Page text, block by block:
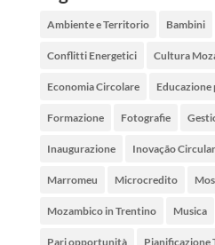
Ambiente e Territorio Bambini
Conflitti Energetici Cultura
Economia Circolare Educazione
Formazione Fotografie
Inaugurazione Inovação Circular
Marromeu Microcredito
Mozambico in Trentino Musica
Pari opportunità Pianificazione